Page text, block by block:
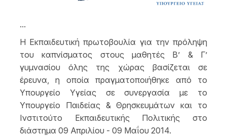
...
Η Εκπαιδευτική πρωτοβουλία για την πρόληψη
του καπνίσματος στους μαθητές Β’ & Γ’
γυμνασίου όλης της χώρας βασίζεται σε
έρευνα, η οποία πραγματοποιήθηκε από το
Υπουργείο Υγείας σε συνεργασία με το
Υπουργείο Παιδείας & Θρησκευμάτων και το
Ινστιτούτο Εκπαιδευτικής Πολιτικής στο
διάστημα 09 Απριλίου - 09 Μαΐου 2014.